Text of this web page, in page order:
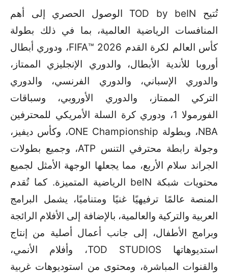
تُتيح TOD by beIN الوصول الحصري إلى أهم
المنافسات الرياضية العالمية، بما في ذلك بطولة
كأس العالم لكرة القدم 2026 ™FIFA، ودوري أبطال
أوروبا للأندية الأبطال، والدوري الإنجليزي الممتاز،
والدوري الإسباني، والدوري الفرنسي، والدوري
التركي الممتاز، والدوري الأوروبي، وسباقات
الفورمولا 1، ودوري كرة السلة الأمريكي للمحترفين
NBA، وبطولة ONE Championship، وكأس ديفيز،
وجولة رابطة محترفي التنس ATP، وجميع بطولات
الجراند سلام الأربع، مما يجعلها الوجهة الأمثل لجميع
محتويات شبكة beIN الرياضية المتميزة. كما تُقدم
المنصة عالمًا ترفيهيًا غنيًا ومتناميًا، يشمل البرامج
العربية والتركية والعالمية، بالإضافة إلى الأفلام الرائجة
وبرامج الأطفال، إلى جانب أعمال أصلية من إنتاج
استديوهاتها TOD STUDIOS، وأفلام الأنمي،
والقنوات المباشرة، ومحتوى من استوديوهات غربية